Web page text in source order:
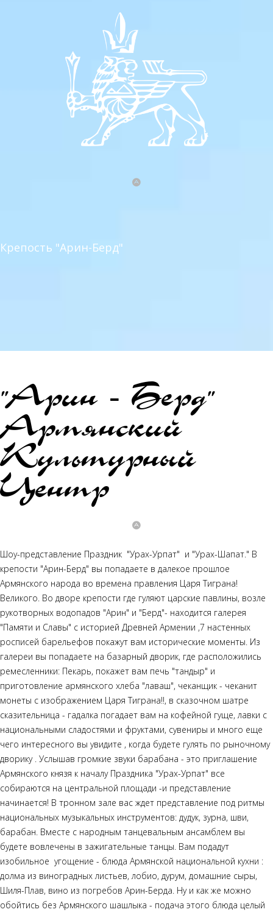
Крепость "Арин-Берд"
"Арин - Берд"
Армянский
Культурный
Центр
Шоу-представление Праздник "Урах-Урпат" и "Урах-Шапат." В
крепости "Арин-Берд" вы попадаете в далекое прошлое
Армянского народа во времена правления Царя Тиграна!
Великого. Во дворе крепости где гуляют царские павлины, возле
рукотворных водопадов "Арин" и "Берд"- находится галерея
"Памяти и Славы" с историей Древней Армении ,7 настенных
росписей барельефов покажут вам исторические моменты. Из
галереи вы попадаете на базарный дворик, где расположились
ремесленники: Пекарь, покажет вам печь "тандыр" и
приготовление армянского хлеба "лаваш", чеканщик - чеканит
монеты с изображением Царя Тиграна!!, в сказочном шатре
сказительница - гадалка погадает вам на кофейной гуще, лавки с
национальными сладостями и фруктами, сувениры и много еще
чего интересного вы увидите , когда будете гулять по рыночному
дворику . Услышав громкие звуки барабана - это приглашение
Армянского князя к началу Праздника "Урах-Урпат" все
собираются на центральной площади -и представление
начинается! В тронном зале вас ждет представление под ритмы
национальных музыкальных инструментов: дудук, зурна, шви,
барабан. Вместе с народным танцевальным ансамблем вы
будете вовлечены в зажигательные танцы. Вам подадут
изобильное угощение - блюда Армянской национальной кухни :
долма из виноградных листьев, лобио, дурум, домашние сыры,
Шиля-Плав, вино из погребов Арин-Берда. Ну и как же можно
обойтись без Армянского шашлыка - подача этого блюда целый